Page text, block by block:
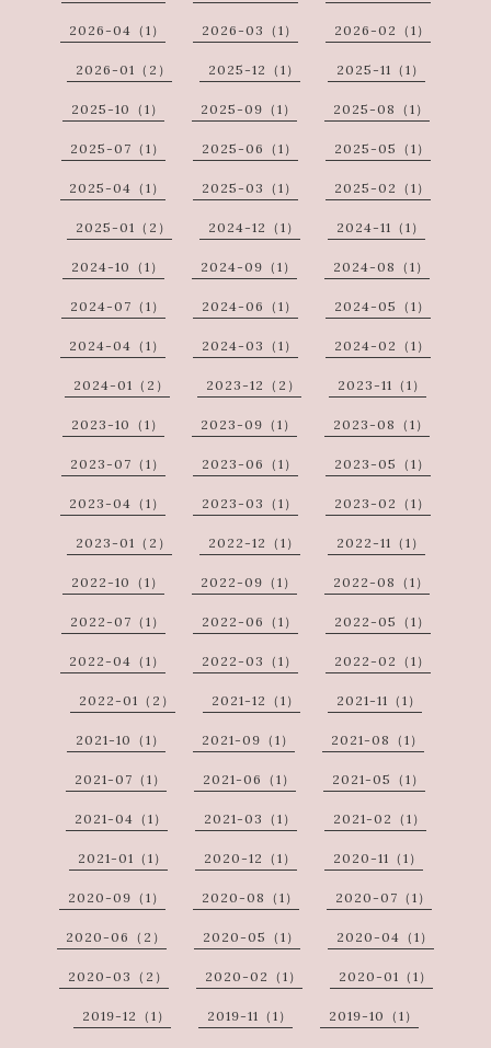
2026-04（1） 2026-03（1） 2026-02（1）
2026-01（2） 2025-12（1） 2025-11（1）
2025-10（1） 2025-09（1） 2025-08（1）
2025-07（1） 2025-06（1） 2025-05（1）
2025-04（1） 2025-03（1） 2025-02（1）
2025-01（2） 2024-12（1） 2024-11（1）
2024-10（1） 2024-09（1） 2024-08（1）
2024-07（1） 2024-06（1） 2024-05（1）
2024-04（1） 2024-03（1） 2024-02（1）
2024-01（2） 2023-12（2） 2023-11（1）
2023-10（1） 2023-09（1） 2023-08（1）
2023-07（1） 2023-06（1） 2023-05（1）
2023-04（1） 2023-03（1） 2023-02（1）
2023-01（2） 2022-12（1） 2022-11（1）
2022-10（1） 2022-09（1） 2022-08（1）
2022-07（1） 2022-06（1） 2022-05（1）
2022-04（1） 2022-03（1） 2022-02（1）
2022-01（2） 2021-12（1） 2021-11（1）
2021-10（1） 2021-09（1） 2021-08（1）
2021-07（1） 2021-06（1） 2021-05（1）
2021-04（1） 2021-03（1） 2021-02（1）
2021-01（1） 2020-12（1） 2020-11（1）
2020-09（1） 2020-08（1） 2020-07（1）
2020-06（2） 2020-05（1） 2020-04（1）
2020-03（2） 2020-02（1） 2020-01（1）
2019-12（1） 2019-11（1） 2019-10（1）